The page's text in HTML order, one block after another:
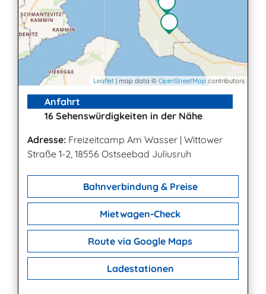
Leaflet | map data © OpenStreetMapcontributors
Anfahrt
16 Sehenswürdigkeiten in der Nähe
Adresse: Freizeitcamp Am Wasser | Wittower
Straße 1-2, 18556 Ostseebad Juliusruh
Bahnverbindung & Preise
Mietwagen-Check
Route via Google Maps
Ladestationen